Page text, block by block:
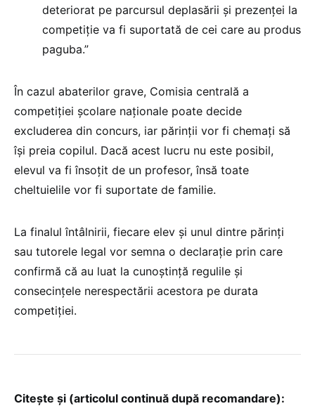
deteriorat pe parcursul deplasării şi prezenţei la
competiţie va fi suportată de cei care au produs
paguba.”
În cazul abaterilor grave, Comisia centrală a
competiției școlare naționale poate decide
excluderea din concurs, iar părinții vor fi chemați să
își preia copilul. Dacă acest lucru nu este posibil,
elevul va fi însoțit de un profesor, însă toate
cheltuielile vor fi suportate de familie.
La finalul întâlnirii, fiecare elev și unul dintre părinți
sau tutorele legal vor semna o declarație prin care
confirmă că au luat la cunoștință regulile și
consecințele nerespectării acestora pe durata
competiției.
Citește și (articolul continuă după recomandare):